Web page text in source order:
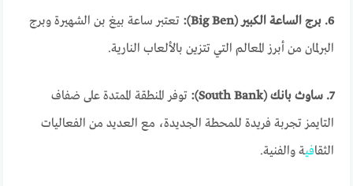
6. برج الساعة الكبير (Big Ben):
تعتبر ساعة بيغ بن الشهيرة وبرج
البرلمان من أبرز المعالم التي تتزين بالألعاب النارية.
7. ساوث بانك (South Bank):
توفر المنطقة الممتدة على ضفاف
التايمز تجربة فريدة للمحطة الجديدة، مع العديد من الفعاليات
الثقافية والفنية.